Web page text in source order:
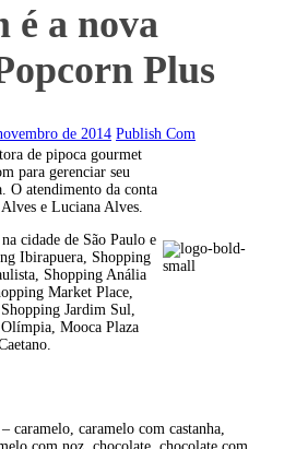
é a nova
Plus
de 2014 Publish Com
de pipoca gourmet
para gerenciar seu
O atendimento da conta
e Luciana Alves.
cidade de São Paulo e
Ibirapuera, Shopping
Shopping Anália
Market Place,
Jardim Sul,
Mooca Plaza
caramelo, caramelo com castanha,